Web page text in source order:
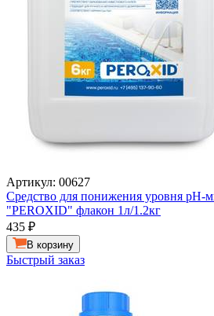
Артикул: 00627
Cредство для понижения уровня pH-
"PEROXID" флакон 1л/1.2кг
435 ₽
В корзину
Быстрый заказ